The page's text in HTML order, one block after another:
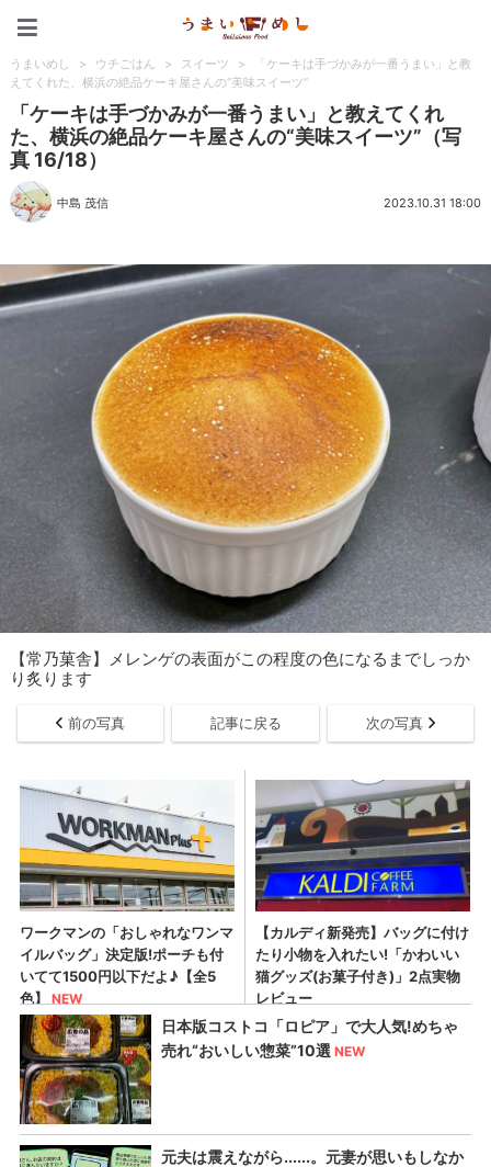
うまいめし > ウチごはん > スイーツ >
「ケーキは手づかみが一番うまい」と教
えてくれた、横浜の絶品ケーキ屋さんの“美味スイーツ”
「ケーキは手づかみが一番うまい」と教えてくれ
た、横浜の絶品ケーキ屋さんの“美味スイーツ”（写
真 16/18）
中島 茂信 2023.10.31 18:00
【常乃菓舎】メレンゲの表面がこの程度の色になるまでしっか
り炙ります
前の写真 記事に戻る 次の写真